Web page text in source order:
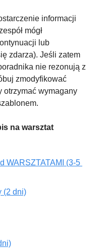
informacji
mógł
lub
zdarza). Jeśli zatem
nie rezonują z
zmodyfikować
otrzymać wymagany
na warsztat
WARSZTATAMI (3-5
(2 dni)